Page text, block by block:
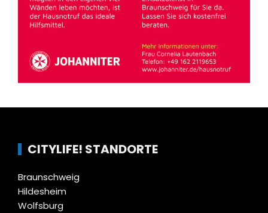
CITYLIFE! STANDORTE
Braunschweig
Hildesheim
Wolfsburg